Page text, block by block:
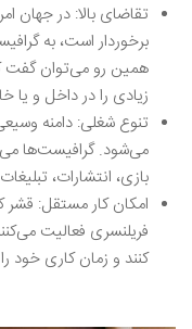
تقاضای بالا: در جهان
برخوردار است، به
همین رو می‌توان گفت
زیادی را در داخل و یا
تنوع شغلی: دامنه
می‌شود. گرافیست‌ها
بازی، انتشارات،
امکان کار مستقل:
فریلنسری فعالیت
کنند و زمان کاری خود